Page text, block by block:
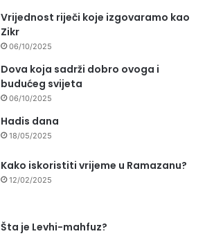
Vrijednost riječi koje izgovaramo kao
Zikr
06/10/2025
Dova koja sadrži dobro ovoga i
budućeg svijeta
06/10/2025
Hadis dana
18/05/2025
Kako iskoristiti vrijeme u Ramazanu?
12/02/2025
Šta je Levhi-mahfuz?